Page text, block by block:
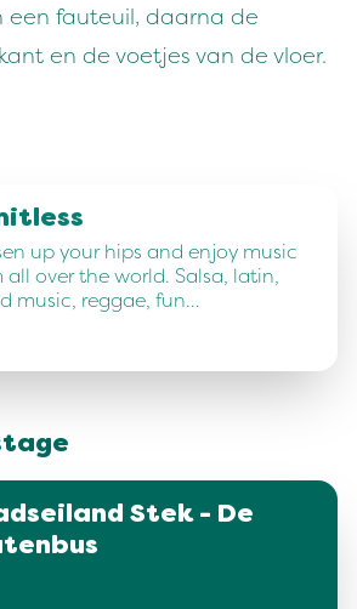
een fauteuil, daarna de
en de voetjes van de vloer.
up your hips and enjoy music
all over the world. Salsa, latin,
music, reggae, fun…
Stek - De